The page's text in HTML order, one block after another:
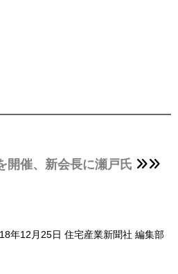
開催、新会長に瀬戸氏
年12月25日 住宅産業新聞社 編集部